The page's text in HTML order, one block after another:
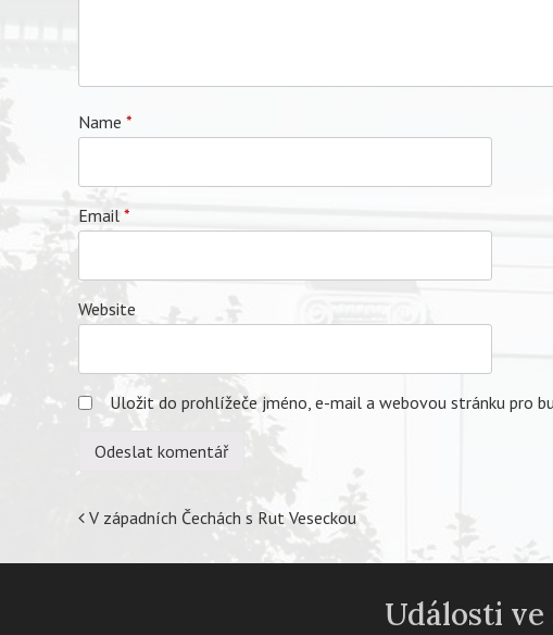
Name *
Email *
Website
Uložit do prohlížeče jméno, e-mail a webovou stránku pro
Post
navigation
V západních Čechách s Rut Veseckou
Události ve